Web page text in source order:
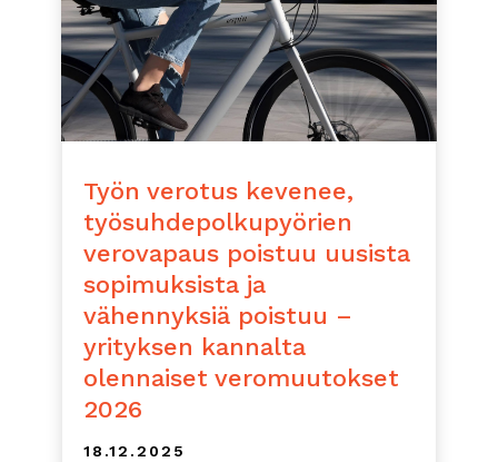
Työn verotus kevenee,
työsuhdepolkupyörien
verovapaus poistuu uusista
sopimuksista ja
vähennyksiä poistuu –
yrityksen kannalta
olennaiset veromuutokset
2026
18.12.2025